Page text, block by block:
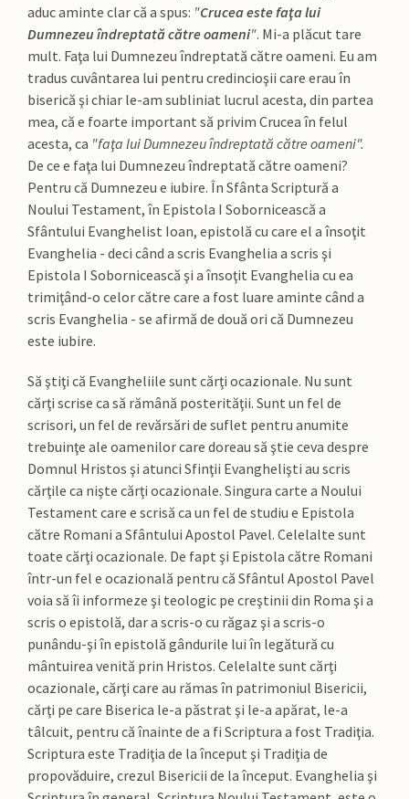
aduc aminte clar că a spus: "Crucea este faţa lui
Dumnezeu îndreptată către oameni". Mi-a plăcut tare
mult. Faţa lui Dumnezeu îndreptată către oameni. Eu am
tradus cuvântarea lui pentru credincioşii care erau în
biserică şi chiar le-am subliniat lucrul acesta, din partea
mea, că e foarte important să privim Crucea în felul
acesta, ca "faţa lui Dumnezeu îndreptată către oameni".
De ce e faţa lui Dumnezeu îndreptată către oameni?
Pentru că Dumnezeu e iubire. În Sfânta Scriptură a
Noului Testament, în Epistola I Sobornicească a
Sfântului Evanghelist Ioan, epistolă cu care el a însoţit
Evanghelia - deci când a scris Evanghelia a scris şi
Epistola I Sobornicească şi a însoţit Evanghelia cu ea
trimiţând-o celor către care a fost luare aminte când a
scris Evanghelia - se afirmă de două ori că Dumnezeu
este iubire.
Să ştiţi că Evangheliile sunt cărţi ocazionale. Nu sunt
cărţi scrise ca să rămână posterităţii. Sunt un fel de
scrisori, un fel de revărsări de suflet pentru anumite
trebuinţe ale oamenilor care doreau să ştie ceva despre
Domnul Hristos şi atunci Sfinţii Evanghelişti au scris
cărţile ca nişte cărţi ocazionale. Singura carte a Noului
Testament care e scrisă ca un fel de studiu e Epistola
către Romani a Sfântului Apostol Pavel. Celelalte sunt
toate cărţi ocazionale. De fapt şi Epistola către Romani
într-un fel e ocazională pentru că Sfântul Apostol Pavel
voia să îi informeze şi teologic pe creştinii din Roma şi a
scris o epistolă, dar a scris-o cu răgaz şi a scris-o
punându-şi în epistolă gândurile lui în legătură cu
mântuirea venită prin Hristos. Celelalte sunt cărţi
ocazionale, cărţi care au rămas în patrimoniul Bisericii,
cărţi pe care Biserica le-a păstrat şi le-a apărat, le-a
tâlcuit, pentru că înainte de a fi Scriptura a fost Tradiţia.
Scriptura este Tradiţia de la început şi Tradiţia de
propovăduire, crezul Bisericii de la început. Evanghelia şi